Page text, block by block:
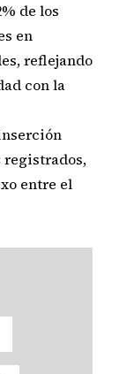
de los
en
reflejando
con la
registrados,
entre el